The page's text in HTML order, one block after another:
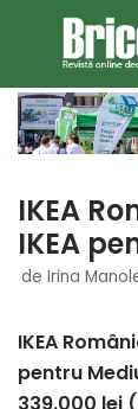
la
conținut
IKEA
IKEA
de Irina
IKEA
pentru